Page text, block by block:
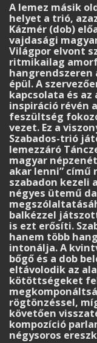
A lemez másik
helyet a trió,
Kázmér (dob)
vajdasági
Világpor elvont
ritmikailag
hangrendszeren
épül. A
kapcsolata és
inspiráció révén
feszültség
vezet. Ez a
Szabados-trió
lemezzáró
magyar
akar lenni”
szabadon kezeli
négyes ütemű
balkézzel
is ezt erősíti.
hanem több
intonálja. A
bőgő és a dob
eltávolodik az
kötöttségeket
rögtönzéssel,
követően
kompozíció
négysoros